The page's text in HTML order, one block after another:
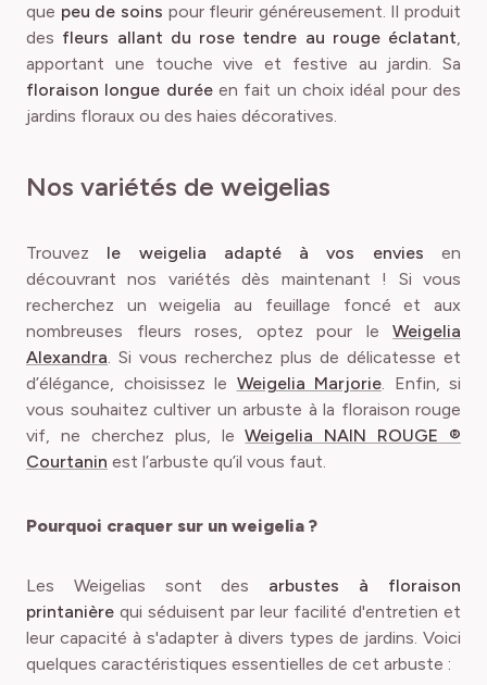
que peu de soins pour fleurir généreusement. Il produit
des fleurs allant du rose tendre au rouge éclatant,
apportant une touche vive et festive au jardin. Sa
floraison longue duréeen fait un choix idéal pour des
jardins floraux ou des haies décoratives.
Nos variétés de weigelias
Trouvez le weigelia adapté à vos envies en
découvrant nos variétés dès maintenant ! Si vous
recherchez un weigelia au feuillage foncé et aux
nombreuses fleurs roses, optez pour le Weigelia
Alexandra. Si vous recherchez plus de délicatesse et
d’élégance, choisissez le Weigelia Marjorie. Enfin, si
vous souhaitez cultiver un arbuste à la floraison rouge
vif, ne cherchez plus, leWeigelia NAIN ROUGE ®
Courtanin est l’arbuste qu’il vous faut.
Pourquoi craquer sur un weigelia ?
Les Weigelias sont des arbustes à floraison
printanière qui séduisent par leur facilité d'entretien et
leur capacité à s'adapter à divers types de jardins. Voici
quelques caractéristiques essentielles de cet arbuste :